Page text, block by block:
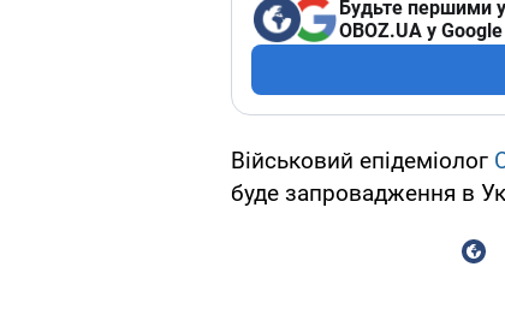
Будьте першими
OBOZ.UA у Google
Військовий епідеміолог
буде запровадження в